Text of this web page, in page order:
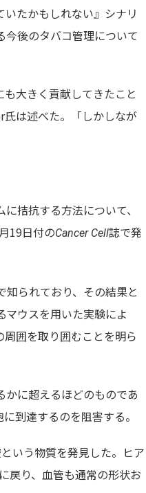
たかもしれない』シナリ
後のタバコ管理について
大きく貢献してきたこと
は述べた。「しかしなが
拮抗する方法について、
19日付のCancer Cell誌で発
られており、その結果と
ウスを用いた実験によ
囲を取り囲むことを明ら
に超えるほどのものであ
到達するのを阻害する。
いう物質を発見した。ヒア
戻り、血管も通常の形状お